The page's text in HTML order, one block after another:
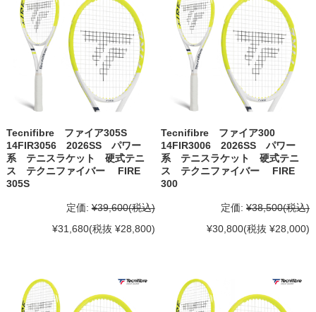
Tecnifibre ファイア305S
14FIR3056 2026SS パワー
系 テニスラケット 硬式テニ
ス テクニファイバー FIRE
305S
定価: ¥39,600(税込)
¥31,680(税抜 ¥28,800)
Tecnifibre ファイア300
14FIR3006 2026SS パワー
系 テニスラケット 硬式テニ
ス テクニファイバー FIRE
300
定価: ¥38,500(税込)
¥30,800(税抜 ¥28,000)